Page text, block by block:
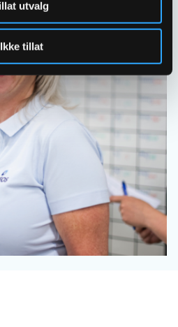
utvalg
Ikke tillat